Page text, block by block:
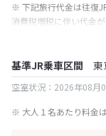
※ 下記旅行代金は往復
消費税増税に伴い代金
※ 表示されている旅行
基準JR乗車区間 東
空室状況：2026年08月
※ 大人１名あたり料金